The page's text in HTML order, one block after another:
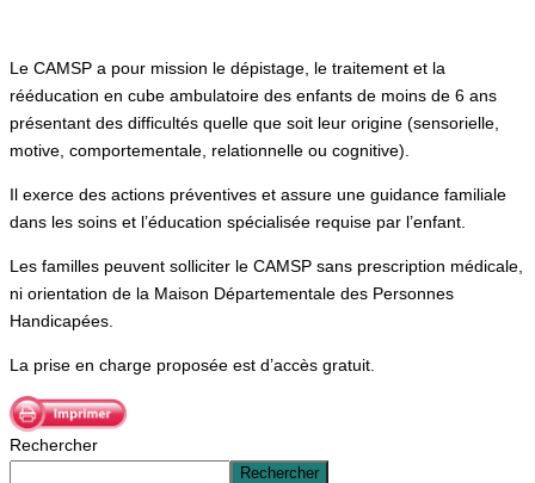
Le CAMSP a pour mission le dépistage, le traitement et la
rééducation en cube ambulatoire des enfants de moins de 6 ans
présentant des difficultés quelle que soit leur origine (sensorielle,
motive, comportementale, relationnelle ou cognitive).
Il exerce des actions préventives et assure une guidance familiale
dans les soins et l’éducation spécialisée requise par l’enfant.
Les familles peuvent solliciter le CAMSP sans prescription médicale,
ni orientation de la Maison Départementale des Personnes
Handicapées.
La prise en charge proposée est d’accès gratuit.
Rechercher
Rechercher